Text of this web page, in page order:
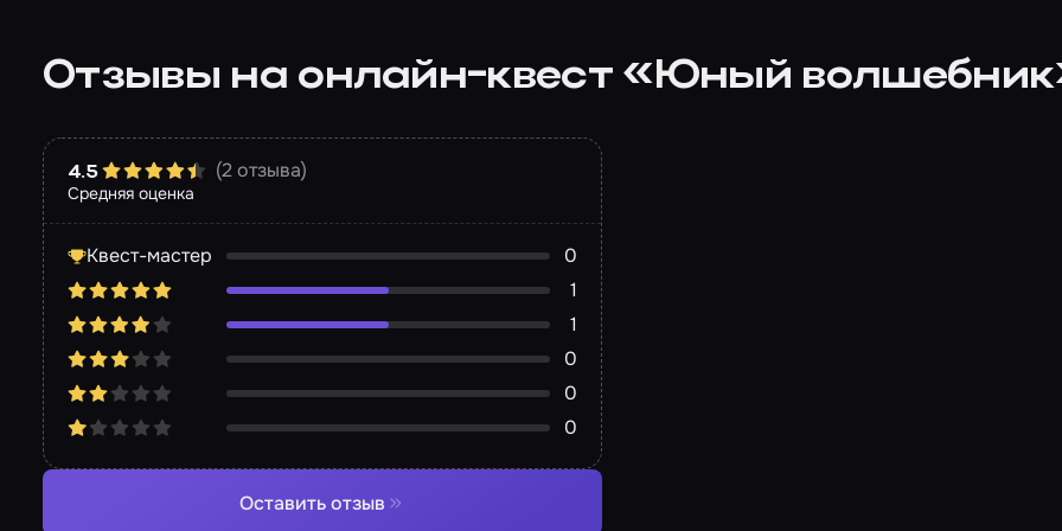
Отзывы на онлайн-квест «Юный
Средняя оценка
4.5 (2 отзыва)
Квест-мастер
0
1
1
0
0
0
Оставить отзыв